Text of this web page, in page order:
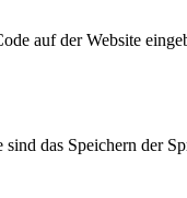
auf der Website
das Speichern der